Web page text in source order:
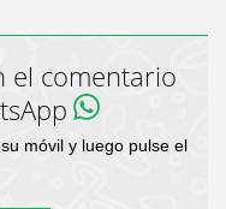
el comentario
móvil y luego pulse el